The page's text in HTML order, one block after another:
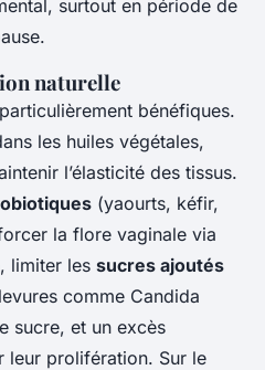
surtout en période de
naturelle
bénéfiques.
les huiles végétales,
l’élasticité des tissus.
(yaourts, kéfir,
la flore vaginale via
limiter les sucres ajoutés
comme Candida
sucre, et un excès
leur prolifération. Sur le